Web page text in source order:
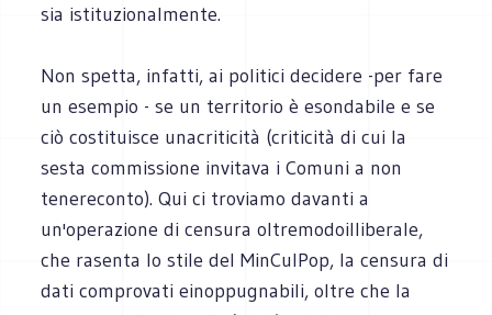
sia istituzionalmente.
Non spetta, infatti, ai politici decidere -per fare
un esempio - se un territorio è esondabile e se
ciò costituisce unacriticità (criticità di cui la
sesta commissione invitava i Comuni a non
tenereconto). Qui ci troviamo davanti a
un'operazione di censura oltremodoilliberale,
che rasenta lo stile del MinCulPop, la censura di
dati comprovati einoppugnabili, oltre che la